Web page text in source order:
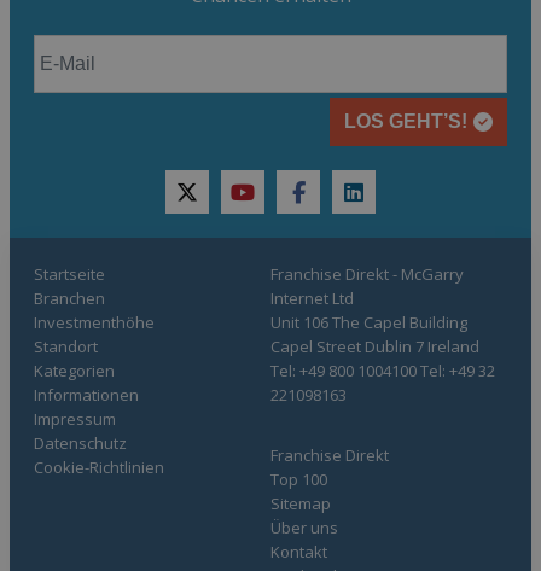
LOS GEHT’S!
twitteryoutubefacebooklinkedin
Startseite
Branchen
Investmenthöhe
Standort
Kategorien
Informationen
Franchise Direkt
Top 100
Sitemap
Über uns
Kontakt
Impressum
Datenschutz
Cookie-Richtlinien
Franchise Direkt - McGarry
Internet Ltd
Unit 106 The Capel Building
Capel Street Dublin 7 Ireland
Tel: +49 800 1004100 Tel: +49 32
221098163